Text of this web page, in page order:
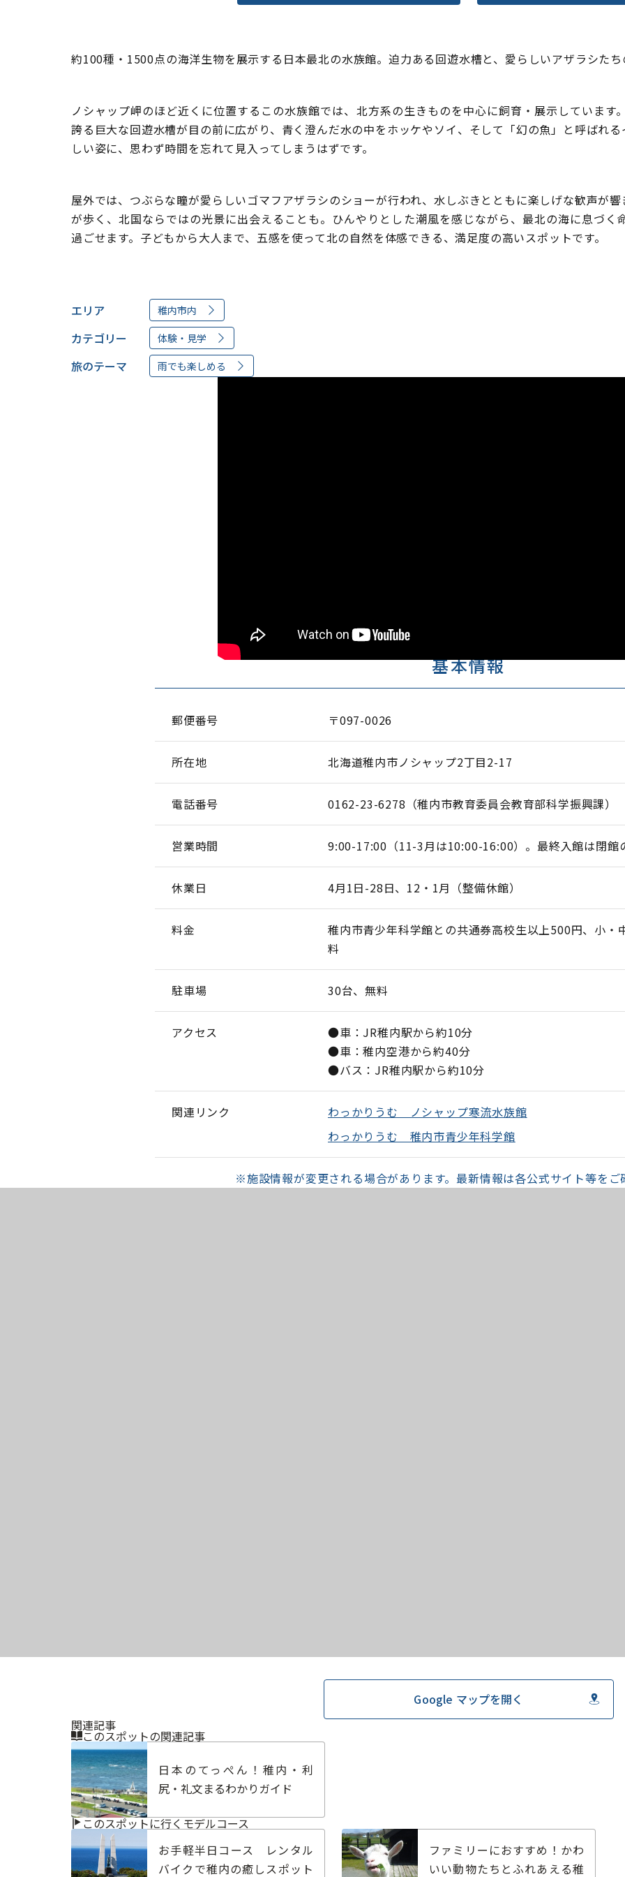
約100種・1500点の海洋生物を展示する日本最北の水族館。迫力ある回遊水槽と、愛らしいアザラシたち
ノシャップ岬のほど近くに位置するこの水族館では、北方系の生きものを中心に飼育・展示しています
誇る巨大な回遊水槽が目の前に広がり、青く澄んだ水の中をホッケやソイ、そして「幻の魚」と呼ばれ
しい姿に、思わず時間を忘れて見入ってしまうはずです。
屋外では、つぶらな瞳が愛らしいゴマフアザラシのショーが行われ、水しぶきとともに楽しげな歓声が
が歩く、北国ならではの光景に出会えることも。ひんやりとした潮風を感じながら、最北の海に息づく
過ごせます。子どもから大人まで、五感を使って北の自然を体感できる、満足度の高いスポットです。
エリア 稚内市内
カテゴリー 体験・見学
旅のテーマ 雨でも楽しめる
基本情報
郵便番号 〒097-0026
所在地 北海道稚内市ノシャップ2丁目2-17
電話番号 0162-23-6278（稚内市教育委員会教育部科学振興課）
営業時間 9:00-17:00（11-3月は10:00-16:00）。最終入館は閉館
休業日 4月1日-28日、12・1月（整備休館）
料金
稚内市青少年科学館との共通券高校生以上500円、小・
料
駐車場 30台、無料
アクセス
●車：JR稚内駅から約10分
●車：稚内空港から約40分
●バス：JR稚内駅から約10分
関連リンク
わっかりうむ ノシャップ寒流水族館
わっかりうむ 稚内市青少年科学館
※施設情報が変更される場合があります。最新情報は各公式サイト等をご
Google マップを開く
関連記事
このスポットの関連記事
日本のてっぺん！稚内・利
尻・礼文まるわかりガイド
このスポットに行くモデルコース
お手軽半日コース レンタル
バイクで稚内の癒しスポット
ファミリーにおすすめ！かわ
いい動物たちとふれあえる稚